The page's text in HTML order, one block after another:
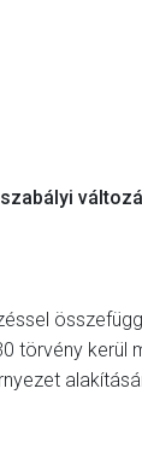
törvény kerül